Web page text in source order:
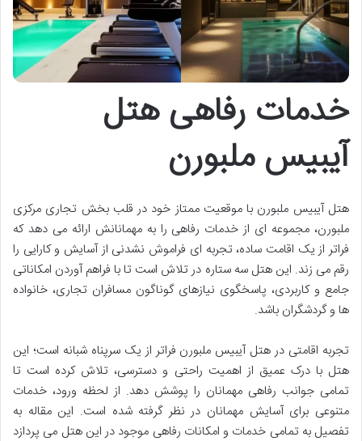
خدمات رفاهی هتل
آیبیس ملبورن
هتل آیبیس ملبورن با موقعیت ممتاز خود در قلب بخش تجاری مرکزی
ملبورن، مجموعه ای از خدمات رفاهی را به مهمانانش ارائه می دهد که
فراتر از یک اقامت ساده، تجربه ای فراموش نشدنی از آسایش و کارایی را
رقم می زند. این هتل سه ستاره در تلاش است تا با فراهم آوردن امکاناتی
جامع و کاربردی، پاسخگوی نیازهای گوناگون مسافران تجاری، خانواده
ها و گردشگران باشد.
تجربه اقامتی در هتل آیبیس ملبورن فراتر از یک سرپناه شبانه است؛ این
هتل با درک عمیق از اهمیت راحتی و دسترسی، تلاش کرده است تا
تمامی جوانب رفاهی مهمانان را پوشش دهد. از لحظه ورود، خدمات
متنوعی برای آسایش مهمانان در نظر گرفته شده است. این مقاله به
تفصیل به تمامی خدمات و امکانات رفاهی موجود در این هتل می پردازد